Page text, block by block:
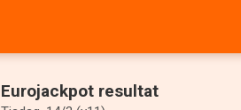
Eurojackpot resultat